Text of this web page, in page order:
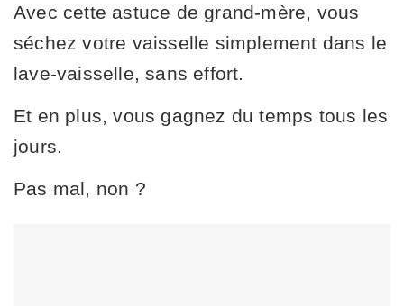
Avec cette astuce de grand-mère, vous
séchez votre vaisselle simplement dans le
lave-vaisselle, sans effort.
Et en plus, vous gagnez du temps tous les
jours.
Pas mal, non ?